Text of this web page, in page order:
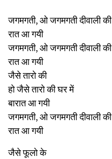
जगमगती, ओ जगमगती दीवाली की
रात आ गयी
जगमगती, ओ जगमगती दीवाली की
रात आ गयी
जैसे तारो की
हो जैसे तारो की घर में
बारात आ गयी
जगमगती, ओ जगमगती दीवाली की
रात आ गयी
जैसे फूलो के